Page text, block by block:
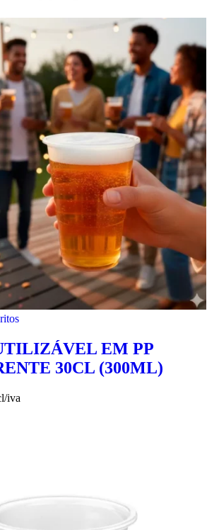
EM PP
30CL (300ML)
iva